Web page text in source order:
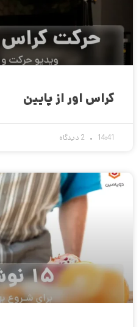
کراس اور از پایین
14:41